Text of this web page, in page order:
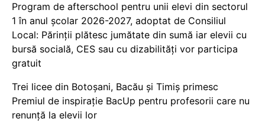
Program de afterschool pentru unii elevi din sectorul
1 în anul școlar 2026-2027, adoptat de Consiliul
Local: Părinții plătesc jumătate din sumă iar elevii cu
bursă socială, CES sau cu dizabilităţi vor participa
gratuit
Trei licee din Botoșani, Bacău și Timiș primesc
Premiul de inspirație BacUp pentru profesorii care nu
renunță la elevii lor